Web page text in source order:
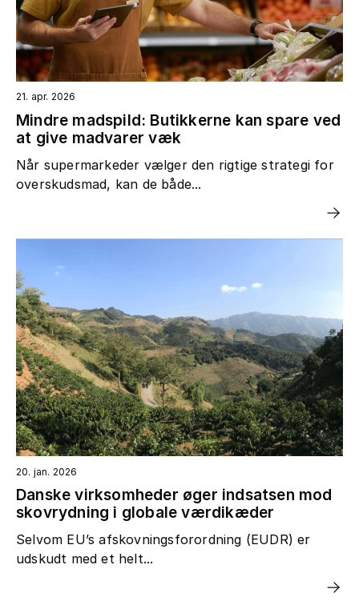
21. apr. 2026
Mindre madspild: Butikkerne kan spare ved
at give madvarer væk
Når supermarkeder vælger den rigtige strategi for
overskudsmad, kan de både...
20. jan. 2026
Danske virksomheder øger indsatsen mod
skovrydning i globale værdikæder
Selvom EU’s afskovningsforordning (EUDR) er
udskudt med et helt...